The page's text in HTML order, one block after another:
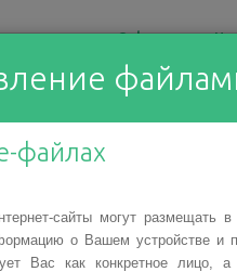
О фонде
файлах
сайты могут
о Вашем устройстве и
Вас как конкретное лицо,